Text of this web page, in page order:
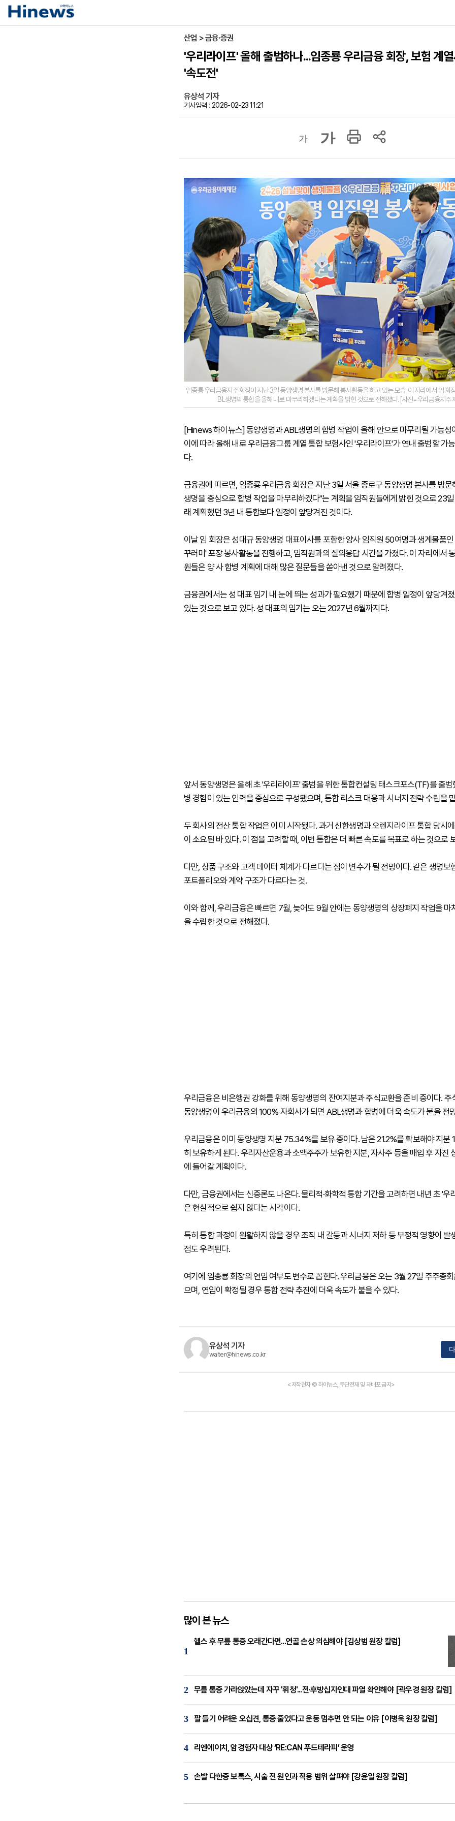
산업 > 금융·증권
'우리라이프' 올해 출범하나...임종룡 우리금융 회장, 보험 계
'속도전'
유상석 기자
기사입력 : 2026-02-23 11:21
가 가
임종룡 우리금융지주 회장이 지난 3일 동양생명 본사를 방문해 봉사활동을 하고 있는 모습. 이 자리에서 임 회
BL생명의 통합을 올해 내로 마무리하겠다는 계획을 밝힌 것으로 전해졌다. [사진=우리금융지주
[Hinews 하이뉴스] 동양생명과 ABL생명의 합병 작업이 올해 안으로 마무리될 가능성
이에 따라 올해 내로 우리금융그룹 계열 통합 보험사인 '우리라이프'가 연내 출범할 가
다.
금융권에 따르면, 임종룡 우리금융 회장은 지난 3일 서울 종로구 동양생명 본사를 방문
생명을 중심으로 합병 작업을 마무리하겠다"는 계획을 임직원들에게 밝힌 것으로 23
래 계획했던 3년 내 통합보다 일정이 앞당겨진 것이다.
이날 임 회장은 성대규 동양생명 대표이사를 포함한 양사 임직원 50여명과 생계물품
꾸러미' 포장 봉사활동을 진행하고, 임직원과의 질의응답 시간을 가졌다. 이 자리에서
원들은 양 사 합병 계획에 대해 많은 질문들을 쏟아낸 것으로 알려졌다.
금융권에서는 성 대표 임기 내 눈에 띄는 성과가 필요했기 때문에 합병 일정이 앞당겨
있는 것으로 보고 있다. 성 대표의 임기는 오는 2027년 6월까지다.
앞서 동양생명은 올해 초 '우리라이프' 출범을 위한 통합컨설팅 태스크포스(TF)를 출
병 경험이 있는 인력을 중심으로 구성됐으며, 통합 리스크 대응과 시너지 전략 수립을
두 회사의 전산 통합 작업은 이미 시작됐다. 과거 신한생명과 오렌지라이프 통합 당시에
이 소요된 바 있다. 이 점을 고려할 때, 이번 통합은 더 빠른 속도를 목표로 하는 것으로
다만, 상품 구조와 고객 데이터 체계가 다르다는 점이 변수가 될 전망이다. 같은 생명보
포트폴리오와 계약 구조가 다르다는 것.
이와 함께, 우리금융은 빠르면 7월, 늦어도 9월 안에는 동양생명의 상장폐지 작업을 마
을 수립한 것으로 전해졌다.
우리금융은 비은행권 강화를 위해 동양생명의 잔여지분과 주식교환을 준비 중이다. 주
동양생명이 우리금융의 100% 자회사가 되면 ABL생명과 합병에 더욱 속도가 붙을 전
우리금융은 이미 동양생명 지분 75.34%를 보유 중이다. 남은 21.2%를 확보해야 지분
히 보유하게 된다. 우리자산운용과 소액주주가 보유한 지분, 자사주 등을 매입 후 자진
에 들어갈 계획이다.
다만, 금융권에서는 신중론도 나온다. 물리적·화학적 통합 기간을 고려하면 내년 초 '우
은 현실적으로 쉽지 않다는 시각이다.
특히 통합 과정이 원활하지 않을 경우 조직 내 갈등과 시너지 저하 등 부정적 영향이 발
점도 우려된다.
여기에 임종룡 회장의 연임 여부도 변수로 꼽힌다. 우리금융은 오는 3월 27일 주주총
으며, 연임이 확정될 경우 통합 전략 추진에 더욱 속도가 붙을 수 있다.
유상석 기자
walter@hinews.co.kr
<저작권자 © 하이뉴스, 무단전재 및 재배포 금지>
많이 본 뉴스
1
헬스 후 무릎 통증 오래간다면...연골 손상 의심해야 [김상범 원장 칼럼]
2 무릎 통증 가라앉았는데 자꾸 '휘청'...전·후방십자인대 파열 확인해야 [곽우경 원장 칼럼]
3 팔 들기 어려운 오십견, 통증 줄었다고 운동 멈추면 안 되는 이유 [이병욱 원장 칼럼]
4 리엔에이치, 암경험자 대상 ‘RE:CAN 푸드테라피’ 운영
5 손발 다한증 보톡스, 시술 전 원인과 적용 범위 살펴야 [강윤일 원장 칼럼]